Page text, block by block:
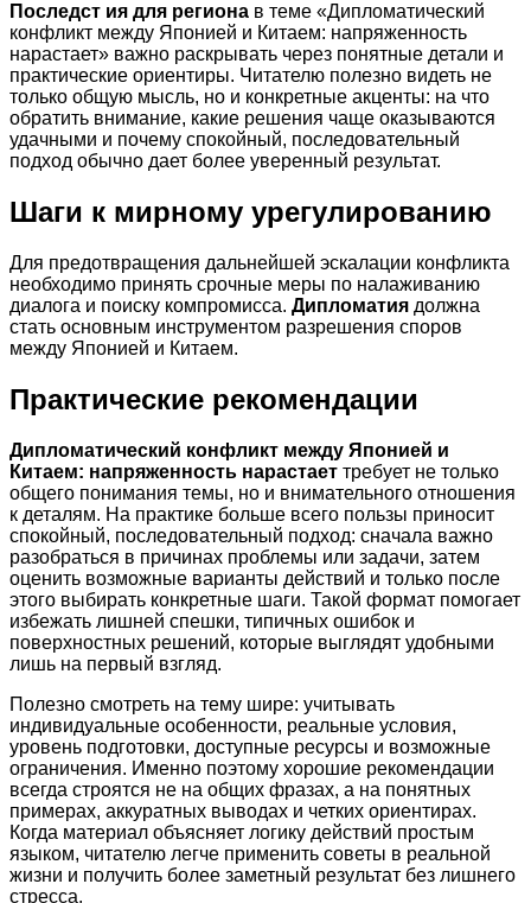
Последст ия для региона в теме «Дипломатический
конфликт между Японией и Китаем: напряженность
нарастает» важно раскрывать через понятные детали и
практические ориентиры. Читателю полезно видеть не
только общую мысль, но и конкретные акценты: на что
обратить внимание, какие решения чаще оказываются
удачными и почему спокойный, последовательный
подход обычно дает более уверенный результат.
Шаги к мирному урегулированию
Для предотвращения дальнейшей эскалации конфликта
необходимо принять срочные меры по налаживанию
диалога и поиску компромисса. Дипломатия должна
стать основным инструментом разрешения споров
между Японией и Китаем.
Практические рекомендации
Дипломатический конфликт между Японией и
Китаем: напряженность нарастает требует не только
общего понимания темы, но и внимательного отношения
к деталям. На практике больше всего пользы приносит
спокойный, последовательный подход: сначала важно
разобраться в причинах проблемы или задачи, затем
оценить возможные варианты действий и только после
этого выбирать конкретные шаги. Такой формат помогает
избежать лишней спешки, типичных ошибок и
поверхностных решений, которые выглядят удобными
лишь на первый взгляд.
Полезно смотреть на тему шире: учитывать
индивидуальные особенности, реальные условия,
уровень подготовки, доступные ресурсы и возможные
ограничения. Именно поэтому хорошие рекомендации
всегда строятся не на общих фразах, а на понятных
примерах, аккуратных выводах и четких ориентирах.
Когда материал объясняет логику действий простым
языком, читателю легче применить советы в реальной
жизни и получить более заметный результат без лишнего
стресса.